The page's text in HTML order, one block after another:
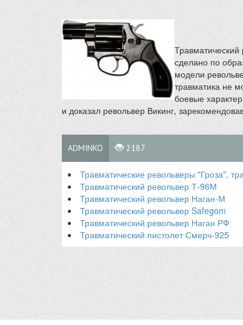
Травматический
сделано по
модели
травматика не
боевые
и доказал револьвер Викинг,
ADMINKO 2187
Травматические револьверы "Гроза",
Травматический револьвер Т-96М
Травматический револьвер Наган-М
Травматический револьвер Safegom
Травматический револьвер Наган РФ
Травматический пистолет Смерч-925